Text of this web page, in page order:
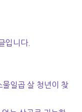
입니다.
일곱 살 청년이 찾